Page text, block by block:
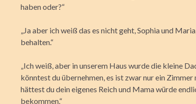
haben oder?“
„Ja aber ich weiß das es nicht geht, Sophia und
behalten.“
„Ich weiß, aber in unserem Haus wurde die kleine
könntest du übernehmen, es ist zwar nur ein
hättest du dein eigenes Reich und Mama würde
bekommen.“